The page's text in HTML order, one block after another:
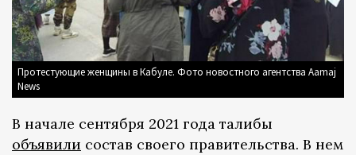
Протестующие женщины в Кабуле. Фото новостного агентства Aamaj
News
В начале сентября 2021 года талибы
объявили состав своего правительства. В нем